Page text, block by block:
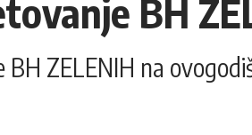
BH
BH ZELENIH na